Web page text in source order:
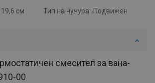
19,6 см Тип на чучура: Подвижен
смесител за вана-
00